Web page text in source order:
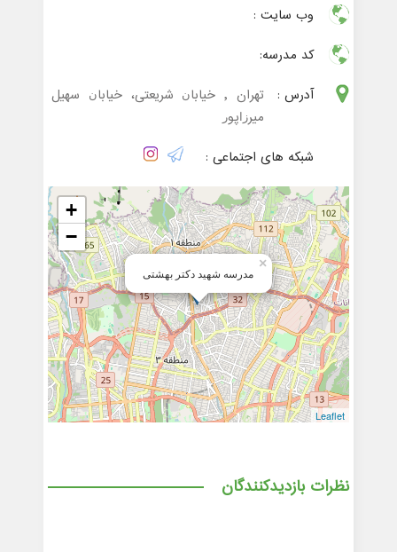
وب سایت :
کد مدرسه:
آدرس :
تهران , ﺧﻴﺎﺑﺎﻥ ﺷﺮﻳﻌﺘﻰ، ﺧﻴﺎﺑﺎﻥ ﺳﻬﻴﻞ
ﻣﻴﺮﺯﺍﭘﻮﺭ
شبکه های اجتماعی :
مدرسه ﺷﻬﻴﺪ ﺩﻛﺘﺮ ﺑﻬﺸﺘﻰ
×
+
−
Leaflet
نظرات بازدیدکنندگان